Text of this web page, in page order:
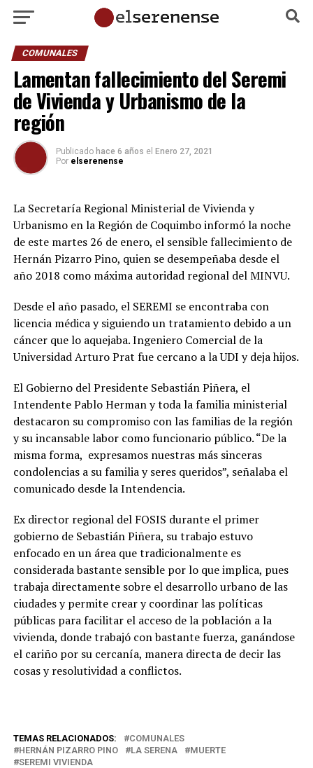
COMUNALES
Lamentan fallecimiento del Seremi
de Vivienda y Urbanismo de la
región
Publicado hace 6 años el Enero 27, 2021
Por elserenense
La Secretaría Regional Ministerial de Vivienda y
Urbanismo en la Región de Coquimbo informó la noche
de este martes 26 de enero, el sensible fallecimiento de
Hernán Pizarro Pino, quien se desempeñaba desde el
año 2018 como máxima autoridad regional del MINVU.
Desde el año pasado, el SEREMI se encontraba con
licencia médica y siguiendo un tratamiento debido a un
cáncer que lo aquejaba. Ingeniero Comercial de la
Universidad Arturo Prat fue cercano a la UDI y deja hijos.
El Gobierno del Presidente Sebastián Piñera, el
Intendente Pablo Herman y toda la familia ministerial
destacaron su compromiso con las familias de la región
y su incansable labor como funcionario público. “De la
misma forma, expresamos nuestras más sinceras
condolencias a su familia y seres queridos”, señalaba el
comunicado desde la Intendencia.
Ex director regional del FOSIS durante el primer
gobierno de Sebastián Piñera, su trabajo estuvo
enfocado en un área que tradicionalmente es
considerada bastante sensible por lo que implica, pues
trabaja directamente sobre el desarrollo urbano de las
ciudades y permite crear y coordinar las políticas
públicas para facilitar el acceso de la población a la
vivienda, donde trabajó con bastante fuerza, ganándose
el cariño por su cercanía, manera directa de decir las
cosas y resolutividad a conflictos.
TEMAS RELACIONADOS:
COMUNALES
HERNÁN PIZARRO PINO
LA SERENA
MUERTE
SEREMI VIVIENDA